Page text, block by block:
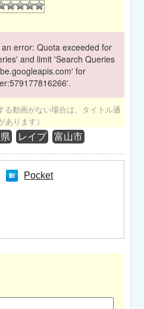
error: Quota exceeded for
and limit 'Search Queries
for
る動画がない場合は、タイトル通
あります）
レイプ 富山市
Pocket